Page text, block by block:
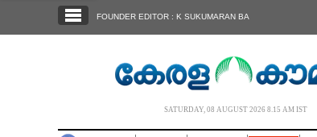
NOTIFIED NEWS
FOUNDER EDITOR : K SUKUMARAN BA
SATURDAY, 08 AUGUST 2026 8.15 AM IST